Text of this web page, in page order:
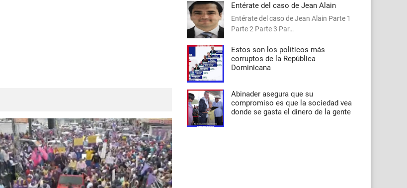
Entérate del caso de Jean Alain
Entérate del caso de Jean Alain Parte 1
Parte 2 Parte 3 Par…
Estos son los políticos más
corruptos de la República
Dominicana
Abinader asegura que su
compromiso es que la sociedad vea
donde se gasta el dinero de la gente